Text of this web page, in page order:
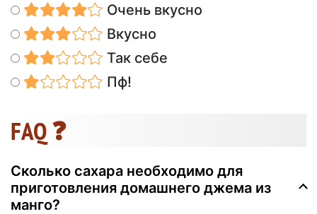
Очень вкусно
Вкусно
Так себе
Пф!
FAQ ❓
Сколько сахара необходимо для
приготовления домашнего джема из
манго?